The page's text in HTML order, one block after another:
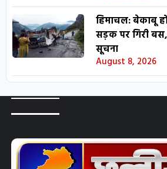
हिमाचल: बेकाबू
सड़क पर गिरी
सूचना
August 8, 2026